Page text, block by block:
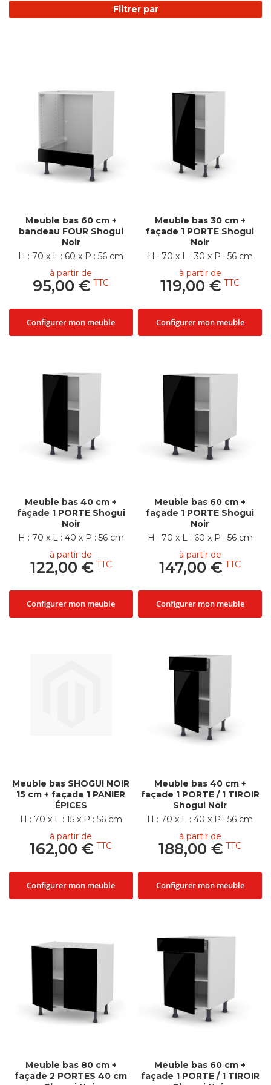
Meuble bas 60 cm +
bandeau FOUR Shogui
Noir
H : 70 x L : 60 x P : 56 cm
à partir de
95,00 €
Configurer mon meuble
Meuble bas 30 cm +
façade 1 PORTE Shogui
Noir
H : 70 x L : 30 x P : 56 cm
à partir de
119,00 €
Configurer mon meuble
Meuble bas 40 cm +
façade 1 PORTE Shogui
Noir
H : 70 x L : 40 x P : 56 cm
à partir de
122,00 €
Configurer mon meuble
Meuble bas 60 cm +
façade 1 PORTE Shogui
Noir
H : 70 x L : 60 x P : 56 cm
à partir de
147,00 €
Configurer mon meuble
Meuble bas SHOGUI NOIR
15 cm + façade 1 PANIER
ÉPICES
H : 70 x L : 15 x P : 56 cm
à partir de
162,00 €
Configurer mon meuble
Meuble bas 40 cm +
façade 1 PORTE / 1 TIROIR
Shogui Noir
H : 70 x L : 40 x P : 56 cm
à partir de
188,00 €
Configurer mon meuble
Meuble bas 80 cm +
façade 2 PORTES 40 cm
Meuble bas 60 cm +
façade 1 PORTE / 1 TIROIR
Filtrer par